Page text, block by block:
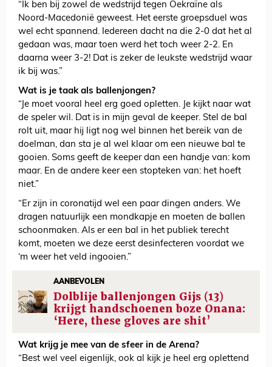
“Ik ben bij zowel de wedstrijd tegen Oekraïne als
Noord-Macedonië geweest. Het eerste groepsduel was
wel echt spannend. Iedereen dacht na die 2-0 dat het al
gedaan was, maar toen werd het toch weer 2-2. En
daarna weer 3-2! Dat is zeker de leukste wedstrijd waar
ik bij was.”
Wat is je taak als ballenjongen?
“Je moet vooral heel erg goed opletten. Je kijkt naar wat
de speler wil. Dat is in mijn geval de keeper. Stel de bal
rolt uit, maar hij ligt nog wel binnen het bereik van de
doelman, dan sta je al wel klaar om een nieuwe bal te
gooien. Soms geeft de keeper dan een handje van: kom
maar. En de andere keer een stopteken van: het hoeft
niet.”
“Er zijn in coronatijd wel een paar dingen anders. We
dragen natuurlijk een mondkapje en moeten de ballen
schoonmaken. Als er een bal in het publiek terecht
komt, moeten we deze eerst desinfecteren voordat we
‘m weer het veld ingooien.”
AANBEVOLEN
Dolblije ballenjongen Gijs (13)
krijgt handschoenen boze Onana:
‘Here, these gloves are shit’
Wat krijg je mee van de sfeer in de Arena?
“Best wel veel eigenlijk, ook al kijk je heel erg oplettend